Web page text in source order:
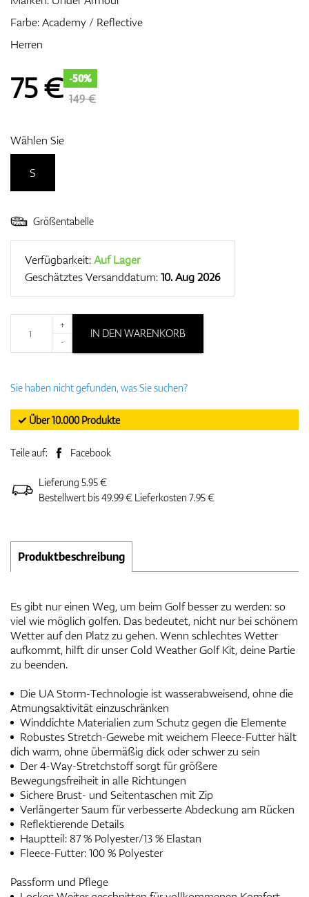
Zubehör
Entfernungsmesser & GPS
Farbe: Academy / Reflective
Herren
75€ -50%
149 €
Wählen Sie
S
Größentabelle
Verfügbarkeit:Auf Lager
Geschätztes Versanddatum:10. Aug 2026
+
-
IN DEN WARENKORB
Sie haben nicht gefunden, was Sie suchen?
✓ Über 10.000 Produkte
Teile auf: Facebook
Lieferung 5.95 €
Bestellwert bis 49.99 € Lieferkosten 7.95 €
Produktbeschreibung
Es gibt nur einen Weg, um beim Golf besser zu werden: so
viel wie möglich golfen. Das bedeutet, nicht nur bei schönem
Wetter auf den Platz zu gehen. Wenn schlechtes Wetter
aufkommt, hilft dir unser Cold Weather Golf Kit, deine Partie
zu beenden.
Die UA Storm-Technologie ist wasserabweisend, ohne die
Atmungsaktivität einzuschränken
Winddichte Materialien zum Schutz gegen die Elemente
Robustes Stretch-Gewebe mit weichem Fleece-Futter hält
dich warm, ohne übermäßig dick oder schwer zu sein
Der 4-Way-Stretchstoff sorgt für größere
Bewegungsfreiheit in alle Richtungen
Sichere Brust- und Seitentaschen mit Zip
Verlängerter Saum für verbesserte Abdeckung am Rücken
Reflektierende Details
Hauptteil: 87 % Polyester/13 % Elastan
Fleece-Futter: 100 % Polyester
Passform und Pflege